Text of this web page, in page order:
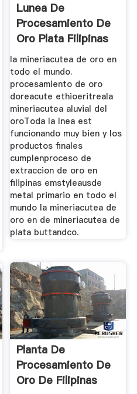
Lunea De
Procesamiento De
Oro Plata Filipinas
la mineriacutea de oro en
todo el mundo.
procesamiento de oro
doreacute ethioeritreala
mineriacutea aluvial del
oroToda la lnea est
funcionando muy bien y los
productos finales
cumplenproceso de
extraccion de oro en
filipinas emstyleausde
metal primario en todo el
mundo la mineriacutea de
oro en de mineriacutea de
plata buttandco.
Planta De
Procesamiento De
Oro De Filipinas